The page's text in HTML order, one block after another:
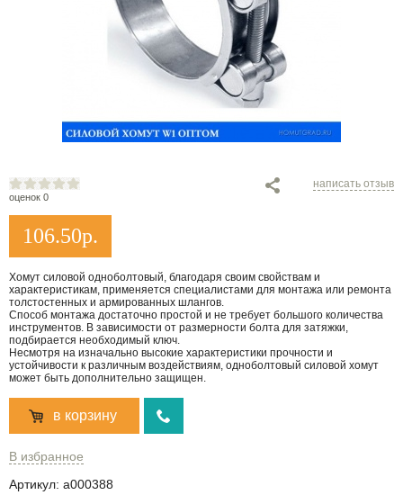
оценок 0
написать отзыв
106.50р.
Хомут силовой одноболтовый, благодаря своим свойствам и
характеристикам, применяется специалистами для монтажа или ремонта
толстостенных и армированных шлангов.
Способ монтажа достаточно простой и не требует большого количества
инструментов. В зависимости от размерности болта для затяжки,
подбирается необходимый ключ.
Несмотря на изначально высокие характеристики прочности и
устойчивости к различным воздействиям, одноболтовый силовой хомут
может быть дополнительно защищен.
в корзину
В избранное
Артикул: a000388